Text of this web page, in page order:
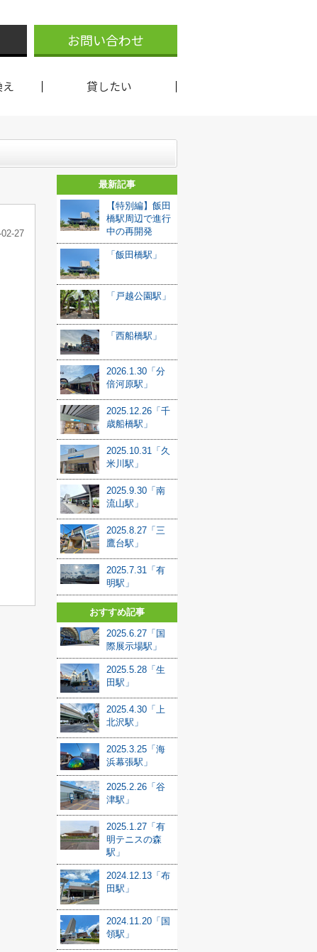
お問い合わせ
貸したい
27
最新記事
【特別編】飯田
橋駅周辺で進行
中の再開発
「飯田橋駅」
「戸越公園駅」
「西船橋駅」
2026.1.30「分
倍河原駅」
2025.12.26「千
歳船橋駅」
2025.10.31「久
米川駅」
2025.9.30「南
流山駅」
2025.8.27「三
鷹台駅」
2025.7.31「有
明駅」
おすすめ記事
2025.6.27「国
際展示場駅」
2025.5.28「生
田駅」
2025.4.30「上
北沢駅」
2025.3.25「海
浜幕張駅」
2025.2.26「谷
津駅」
2025.1.27「有
明テニスの森
駅」
2024.12.13「布
田駅」
2024.11.20「国
領駅」